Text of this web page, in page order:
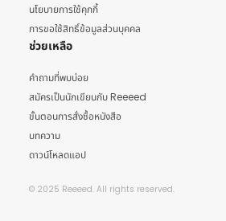
นโยบายการใช้คุกกี้
การขอใช้สิทธิ์ข้อมูลส่วนบุคคล
ช่วยเหลือ
คำถามที่พบบ่อย
สมัครเป็นนักเขียนกับ Reeeed
ขั้นตอนการสั่งซื้อหนังสือ
บทความ
ดาวน์โหลดแอป
© 2025 Reeeed. All rights reserved.